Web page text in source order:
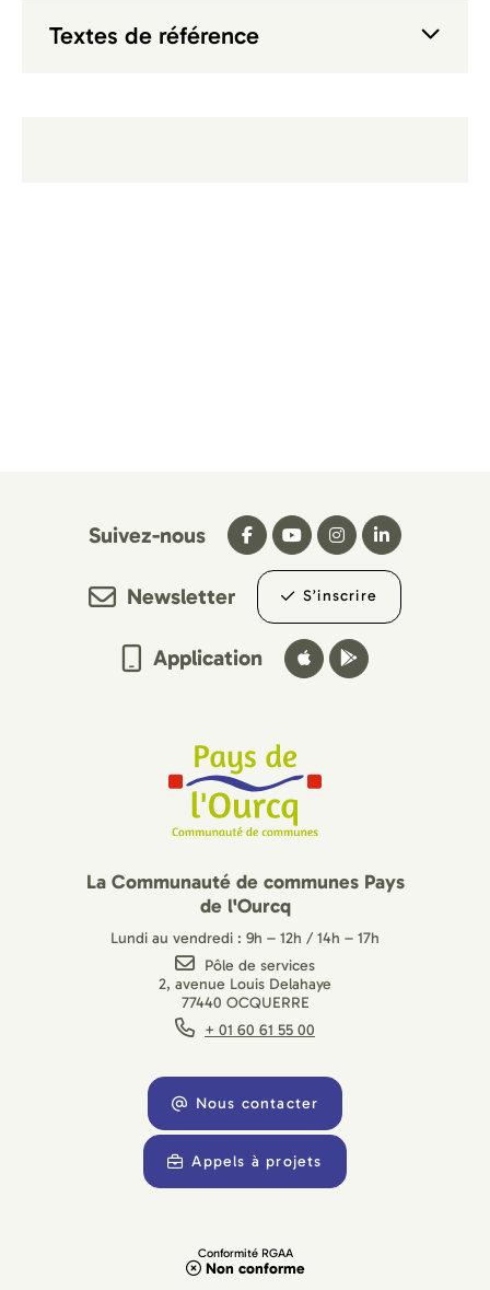
Textes de référence
Suivez-nous
Newsletter S’inscrire
Application
La Communauté de communes Pays
de l'Ourcq
Lundi au vendredi : 9h – 12h / 14h – 17h
Pôle de services
2, avenue Louis Delahaye
77440 OCQUERRE
+ 01 60 61 55 00
Nous contacter
Appels à projets
Conformité RGAA
Non conforme